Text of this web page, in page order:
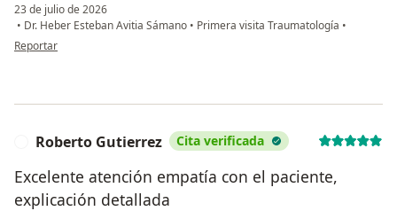
23 de julio de 2026
• Dr. Heber Esteban Avitia Sámano • Primera visita Traumatología •
en opinión del usuario Carmen Judith Verduzco Domínguez
Reportar
Roberto Gutierrez Cita verificada
Excelente atención empatía con el paciente,
explicación detallada